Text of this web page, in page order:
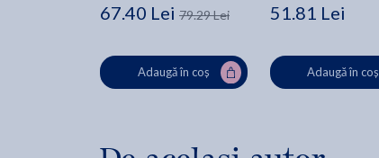
67.40 Lei 79.29 Lei
Adaugă în coș
51.81 Lei
Adaugă în coș